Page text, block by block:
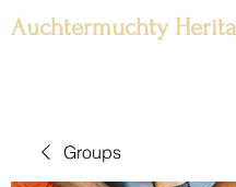
Auchtermuchty
Groups